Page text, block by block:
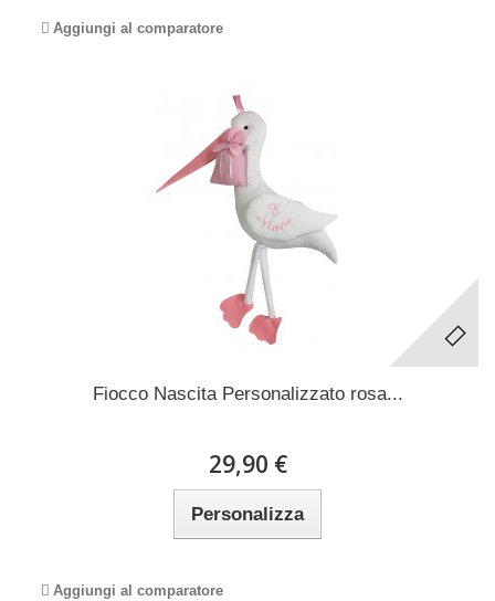
Aggiungi al comparatore
Fiocco Nascita Personalizzato rosa...
29,90 €
Personalizza
Aggiungi al comparatore